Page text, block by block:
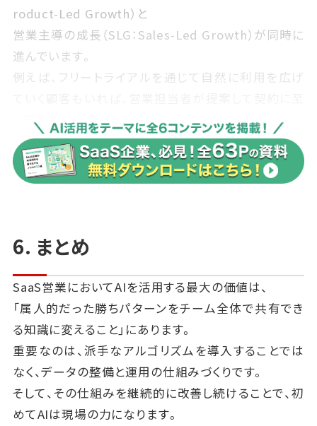
roduct-Led Growth）と
営業主導の成長（SLG：Sales-Led Growth）が同時に
進んでいます。
例えば、フリートライアルを通じて自然に利用を広げ
る顧客もいます。
AI分析を本当に活かすためには、この二つのデータを
統合して扱う必要があります。
同じデータ基盤で扱い、両者を組み合わせて勝ち筋を
こうした全体最適を進める役割を担うのが「RevOps
（Revenue Operations）」と呼ばれる組織機能です。
RevOpsは営業、マーケティング、カスタマーサクセス
を横断してデータを統合し、収益に直結する仕組みを
作ります。
AI分析を部分的に導入するだけではなく、RevOpsを
6. まとめ
SaaS営業においてAIを活用する最大の価値は、
「属人的だった勝ちパターンをチーム全体で共有でき
る知識に変えること」にあります。
重要なのは、派手なアルゴリズムを導入することでは
なく、データの整備と運用の仕組みづくりです。
そして、その仕組みを継続的に改善し続けることで、初
めてAIは現場の力になります。